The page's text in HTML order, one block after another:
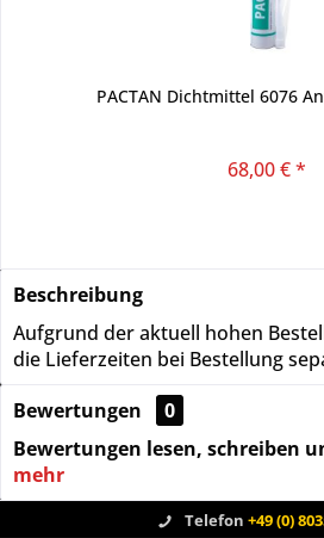
PACTAN Dichtmittel 6076
68,00 € *
Beschreibung
Aufgrund der aktuell hohen
die Lieferzeiten bei Bestellung
Bewertungen
0
Bewertungen lesen, schreiben
mehr
Telefon +49 (0)